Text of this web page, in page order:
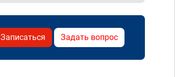
Записаться Задать вопрос